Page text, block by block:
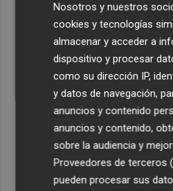
queremos ver en la Liga”
Ocho helicópteros, un avión y
movilizan en Moratalla por un
Recibe toda la
Plaza Podcast
Nosotros y nuestros
cookies y tecnologías
almacenar y acceder a
dispositivo y procesar
como su dirección IP,
y datos de navegación,
anuncios y contenido
anuncios y contenido,
sobre la audiencia y
Proveedores de terceros
pueden procesar sus